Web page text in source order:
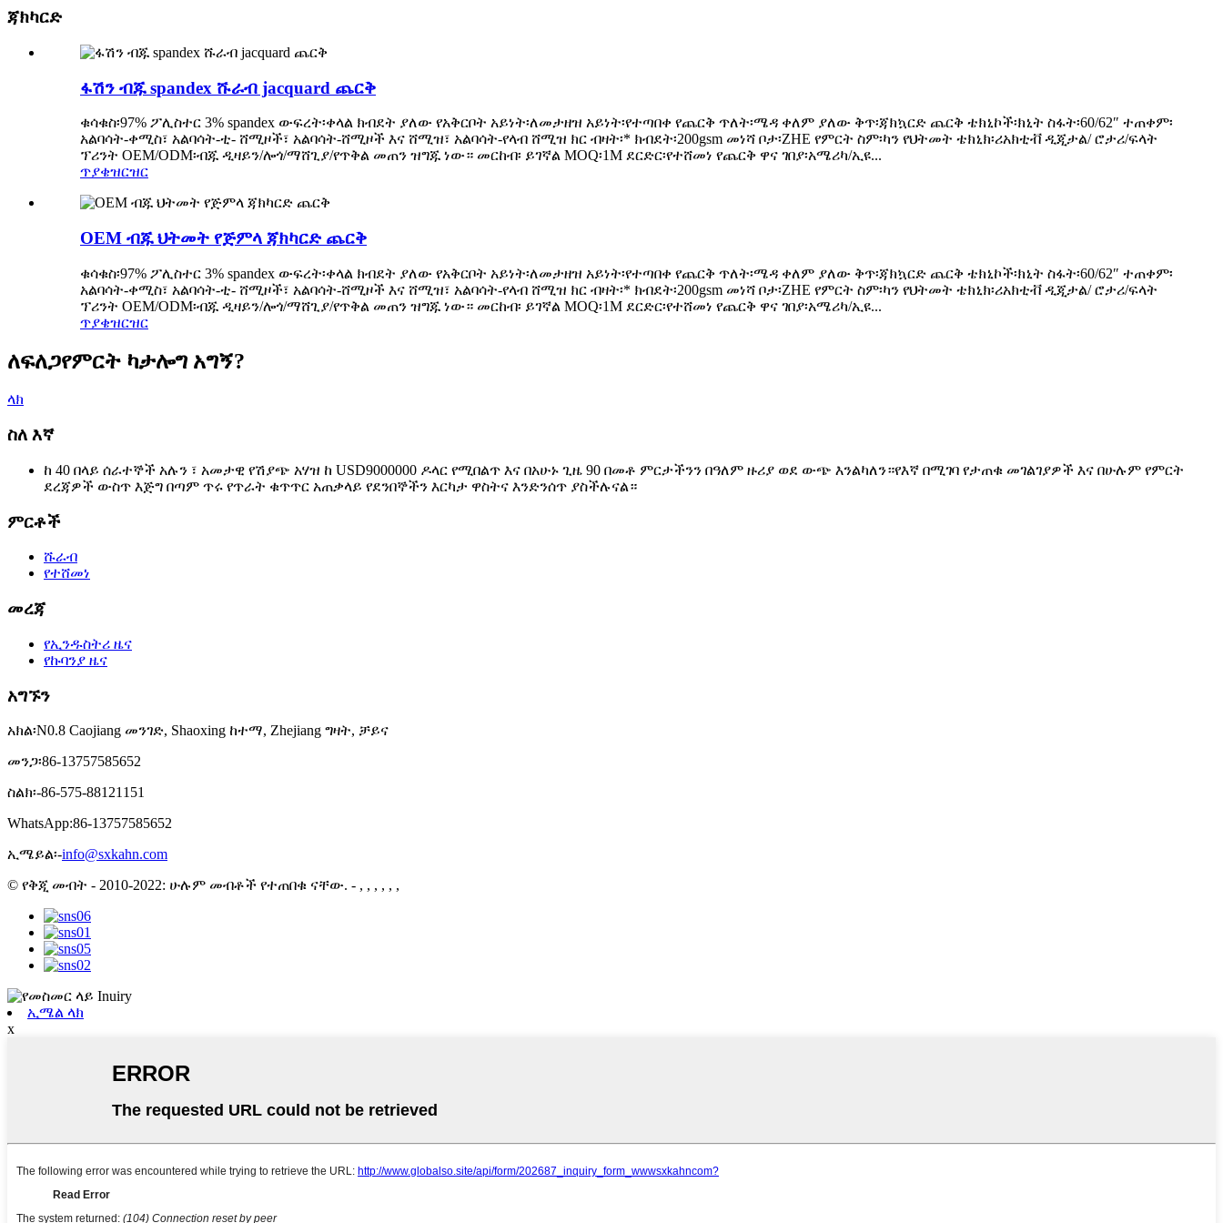
ጃክካርድ
ፋሽን ብጁ spandex ሹራብ jacquard ጨርቅ
ቁሳቁስ፡97% ፖሊስተር 3% spandex ውፍረት፡ቀላል ክብደት ያለው የአቅርቦት አይነት፡ለመታዘዝ አይነት፡የተጣበቀ የጨርቅ ጥለት፡ሜዳ ቀለም ያለው ቅጥ፡ጃክኳርድ ጨርቅ ቴክኒኮች፡ክኒት ስፋት፡60/62″ ተጠቀም፡
አልባሳት-ቀሚስ፣ አልባሳት-ቲ- ሸሚዞች፣ አልባሳት-ሸሚዞች እና ሸሚዝ፣ አልባሳት-የላብ ሸሚዝ ክር ብዛት፡* ክብደት፡200gsm መነሻ ቦታ፡ZHE የምርት ስም፡ካን የህትመት ቴክኒክ፡ሪአክቲቭ ዲጂታል/ ሮታሪ/ፍላት
ፕሪንት OEM/ODM፡ብጁ ዲዛይን/ሎጎ/ማሸጊያ/የጥቅል መጠን ዝግጁ ነው። መርከብ፡ ይገኛል MOQ፡1M ደርድር፡የተሸመነ የጨርቅ ዋና ገበያ፡አሜሪካ/ኢዩ...
ጥያቄዝርዝር
OEM ብጁ ህትመት የጅምላ ጃክካርድ ጨርቅ
ቁሳቁስ፡97% ፖሊስተር 3% spandex ውፍረት፡ቀላል ክብደት ያለው የአቅርቦት አይነት፡ለመታዘዝ አይነት፡የተጣበቀ የጨርቅ ጥለት፡ሜዳ ቀለም ያለው ቅጥ፡ጃክኳርድ ጨርቅ ቴክኒኮች፡ክኒት ስፋት፡60/62″ ተጠቀም፡
አልባሳት-ቀሚስ፣ አልባሳት-ቲ- ሸሚዞች፣ አልባሳት-ሸሚዞች እና ሸሚዝ፣ አልባሳት-የላብ ሸሚዝ ክር ብዛት፡* ክብደት፡200gsm መነሻ ቦታ፡ZHE የምርት ስም፡ካን የህትመት ቴክኒክ፡ሪአክቲቭ ዲጂታል/ ሮታሪ/ፍላት
ፕሪንት OEM/ODM፡ብጁ ዲዛይን/ሎጎ/ማሸጊያ/የጥቅል መጠን ዝግጁ ነው። መርከብ፡ ይገኛል MOQ፡1M ደርድር፡የተሸመነ የጨርቅ ዋና ገበያ፡አሜሪካ/ኢዩ...
ጥያቄዝርዝር
ለፍለጋየምርት ካታሎግ አግኝ?
ላክ
ስለ እኛ
ከ 40 በላይ ሰራተኞች አሉን ፣ አመታዊ የሽያጭ አሃዝ ከ USD9000000 ዶላር የሚበልጥ እና በአሁኑ ጊዜ 90 በመቶ ምርታችንን በዓለም ዙሪያ ወደ ውጭ እንልካለን።የእኛ በሚገባ የታጠቁ መገልገያዎች እና በሁሉም የምርት
ደረጃዎች ውስጥ እጅግ በጣም ጥሩ የጥራት ቁጥጥር አጠቃላይ የደንበኞችን እርካታ ዋስትና እንድንሰጥ ያስችሉናል።
ምርቶች
ሹራብ
የተሸመነ
መረጃ
የኢንዱስትሪ ዜና
የኩባንያ ዜና
አግኙን
አክል፡N0.8 Caojiang መንገድ, Shaoxing ከተማ, Zhejiang ግዛት, ቻይና
መንጋ፡86-13757585652
ስልክ፡-86-575-88121151
WhatsApp:86-13757585652
ኢሜይል፡-info@sxkahn.com
© የቅጂ መብት - 2010-2022: ሁሉም መብቶች የተጠበቁ ናቸው. - , , , , , ,
ኢሜል ላክ
x